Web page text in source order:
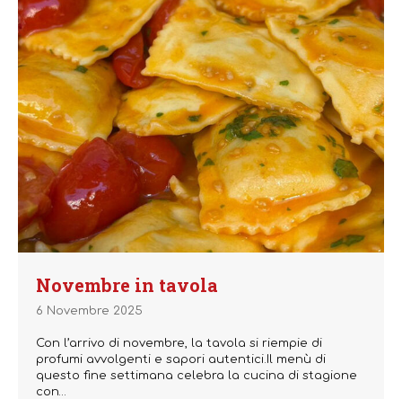
Novembre in tavola
6 Novembre 2025
Con l’arrivo di novembre, la tavola si riempie di
profumi avvolgenti e sapori autentici.Il menù di
questo fine settimana celebra la cucina di stagione
con…